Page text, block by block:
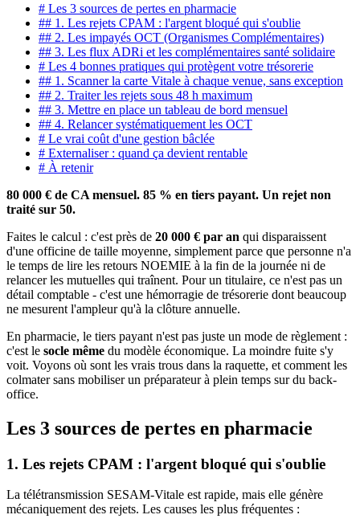
# Les 3 sources de pertes en pharmacie
## 1. Les rejets CPAM : l'argent bloqué qui s'oublie
## 2. Les impayés OCT (Organismes Complémentaires)
## 3. Les flux ADRi et les complémentaires santé solidaire
# Les 4 bonnes pratiques qui protègent votre trésorerie
## 1. Scanner la carte Vitale à chaque venue, sans exception
## 2. Traiter les rejets sous 48 h maximum
## 3. Mettre en place un tableau de bord mensuel
## 4. Relancer systématiquement les OCT
# Le vrai coût d'une gestion bâclée
# Externaliser : quand ça devient rentable
# À retenir
80 000 € de CA mensuel. 85 % en tiers payant. Un rejet non
traité sur 50.
Faites le calcul : c'est près de 20 000 € par an qui disparaissent
d'une officine de taille moyenne, simplement parce que personne n'a
le temps de lire les retours NOEMIE à la fin de la journée ni de
relancer les mutuelles qui traînent. Pour un titulaire, ce n'est pas un
détail comptable - c'est une hémorragie de trésorerie dont beaucoup
ne mesurent l'ampleur qu'à la clôture annuelle.
En pharmacie, le tiers payant n'est pas juste un mode de règlement :
c'est le socle même du modèle économique. La moindre fuite s'y
voit. Voyons où sont les vrais trous dans la raquette, et comment les
colmater sans mobiliser un préparateur à plein temps sur du back-
office.
Les 3 sources de pertes en pharmacie
1. Les rejets CPAM : l'argent bloqué qui s'oublie
La télétransmission SESAM-Vitale est rapide, mais elle génère
mécaniquement des rejets. Les causes les plus fréquentes :